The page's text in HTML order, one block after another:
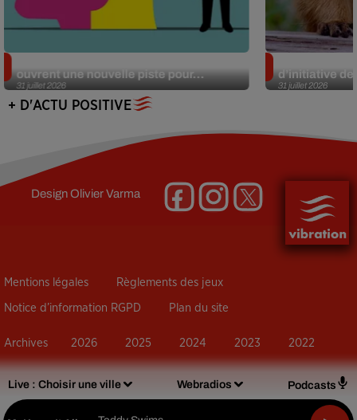
Live : Choisir une ville Webradios Podcasts
31 juillet 2026
ouvrent une nouvelle piste pour...
31 juillet 2026
d’initiative
+ D'ACTU POSITIVE
DesignOlivier Varma
Mentions légales Règlements des jeux
Notice d’information RGPD Plan du site
Archives 2026 2025 2024 2023 2022